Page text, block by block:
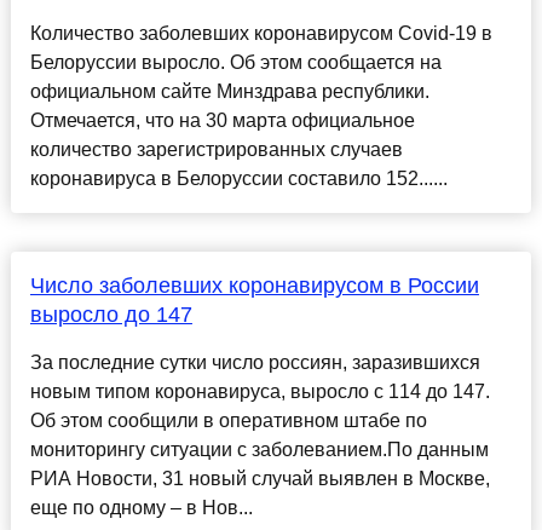
Количество заболевших коронавирусом Covid-19 в
Белоруссии выросло. Об этом сообщается на
официальном сайте Минздрава республики.
Отмечается, что на 30 марта официальное
количество зарегистрированных случаев
коронавируса в Белоруссии составило 152......
Число заболевших коронавирусом в России
выросло до 147
За последние сутки число россиян, заразившихся
новым типом коронавируса, выросло с 114 до 147.
Об этом сообщили в оперативном штабе по
мониторингу ситуации с заболеванием.По данным
РИА Новости, 31 новый случай выявлен в Москве,
еще по одному – в Нов...